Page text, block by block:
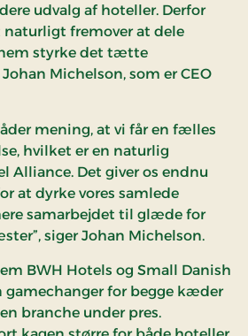
udvalg af hoteller. Derfor
fremover at dele
styrke det tætte
Michelson, som er CEO
mening, at vi får en fælles
hvilket er en naturlig
Alliance. Det giver os endnu
at dyrke vores samlede
samarbejdet til glæde for
siger Johan Michelson.
BWH Hotels og Small Danish
gamechanger for begge kæder
branche under pres.